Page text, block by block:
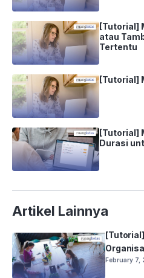
[Tutorial]
atau
Tertentu
[Tutorial]
[Tutorial]
Durasi
Artikel Lainnya
February 7,